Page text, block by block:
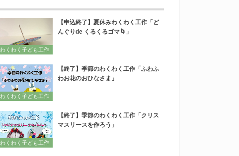
わくわく子ども工作
【申込終了】夏休みわくわく工作「ど
んぐりde くるくるゴマ🌀」
わくわく子ども工作
【終了】季節のわくわく工作「ふわふ
わお花のおひなさま」
わくわく子ども工作
【終了】季節のわくわく工作「クリス
マスリースを作ろう」